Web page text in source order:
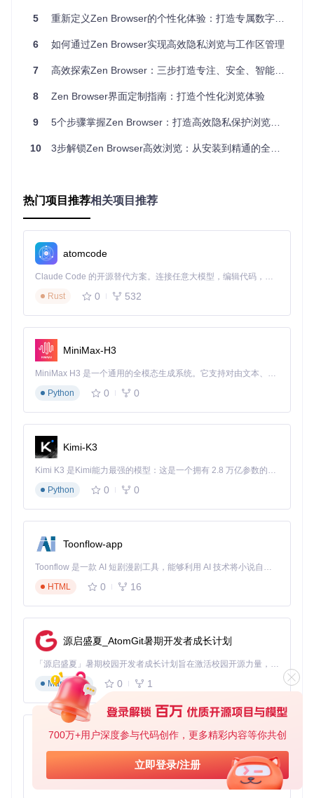
700万+用户深度参与代码创作，更多精彩内容等你共创
立即登录/注册
主题切换：内置Release明亮主题和Twilight暗色主题，满足
动态壁纸：支持自动切换壁纸，让新标签页保持新鲜感
到多工具栏配置
工作区管理：按项目或场景创建独立工作区，隔离不同类型
文件夹组织：通过拖拽将相关网站整理成文件夹，构建个人
默认隐私保护：禁用跟踪器和干扰性内容推荐
智能内容过滤
隐私浏览模式：一键切换到完全私密的浏览状态
配置指南：从零开始的个性化之旅
# 基础个性化配置
value:
true
# 启用动态壁纸
value: true
配置提示：所有配置修改后需重启浏览器才能生效。建议使
用版本控制工具跟踪配置文件变更，便于后续恢复或分享。
布局定制：打造你的专属界面
Zen Browser提供了多种布局方案，满足不同使用习惯：
适合需要同时访问多个功能区的用户，将常用工具分散在多个
可折叠工具栏中。
Zen Browser多工具栏布局 - 高效工作流配置示例
单工具栏布局
简洁模式下的首选，将所有核心功能整合到单一工具栏，减少
视觉干扰。
Zen Browser单工具栏布局 - 简洁高效的自定义界面
最大化内容显示区域，工具栏自动隐藏，鼠标悬停时才显示。
5 重新定义Zen Browser的个性化体验：打造专属数字空间
6 如何通过Zen Browser实现高效隐私浏览与工作区管理
7 高效探索Zen Browser：三步打造专注、安全、智能的浏览体验
8 Zen Browser界面定制指南：打造个性化浏览体验
9 5个步骤掌握Zen Browser：打造高效隐私保护浏览体验
10 3步解锁Zen Browser高效浏览：从安装到精通的全攻略
热门项目推荐相关项目推荐
atomcode
Claude Code 的开源替代方案。连接任意大模型，编辑代码，运行命令，自动验证 — 全自动执行。用 Rust 构建，极致性能。 ｜ An open-source alternative to Claude Code. Connect any LLM, edit code, run commands, and verify changes — autonomously. Built in Rust for speed. Get Started
Rust
0 532
MiniMax-H3
MiniMax H3 是一个通用的全模态生成系统。它支持对由文本、图像、视频和音频组成的多模态上下文进行统一理解，并能生成分辨率高达 2K、时长可达 15 秒的带原生立体声音频的视频。得益于面向任务泛化的系统设计，H3 在预训练阶段就已具备广泛的多模态上下文理解与生成能力，能够出色地执行复杂的多模态指令。
Python
0 0
Kimi-K3
Kimi K3 是Kimi能力最强的模型：这是一个拥有 2.8 万亿参数的混合专家（MoE）模型，具备原生视觉理解能力，并支持 100 万 token 的上下文窗口。
Python
0 0
Toonflow-app
Toonflow 是一款 AI 短剧漫剧工具，能够利用 AI 技术将小说自动转化为剧本，并结合 AI 生成的图片和视频，实现高效的短剧创作。借助 Toonflow，可以轻松完成从文字到影像的全流程，让短剧制作变得更加智能与便捷。
HTML
0 16
源启盛夏_AtomGit暑期开发者成长计划
「源启盛夏」暑期校园开发者成长计划旨在激活校园开源力量，通过积分激励、认证扶持、资源倾斜等形式，引导高校组织和开发者完成「入驻 — 建项目 — 做贡献 — 获认证 — 得资源」的完整闭环。无论你是想带领社团入驻平台的组织者，还是希望用代码贡献证明自己的开发者，都能在这里找到属于你的成长路径。
Markdown
0 1
AionUi
免费、本地、开源的 24/7 全天候 Cowork 应用，以及适用于 Gemini CLI、Claude Code、Codex、OpenCode、Qwen Code、Goose CLI、Auggie 等的 OpenClaw | 🌟 喜欢就点star吧
TypeScript
0 6